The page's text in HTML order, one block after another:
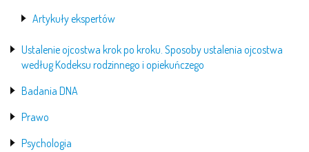
Artykuły ekspertów
Ustalenie ojcostwa krok po kroku. Sposoby ustalenia ojcostwa
według Kodeksu rodzinnego i opiekuńczego
Badania DNA
Prawo
Psychologia